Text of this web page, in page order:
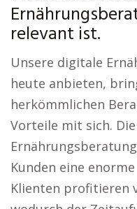
relevant ist.
Unsere digitale
heute anbieten,
herkömmlichen
Vorteile mit sich.
Kunden eine
Klienten profitieren